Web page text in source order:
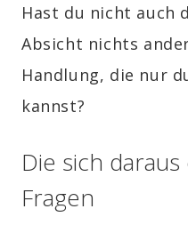
Hast du nicht auch
Absicht nichts
Handlung, die nur
kannst?
Die sich
Fragen